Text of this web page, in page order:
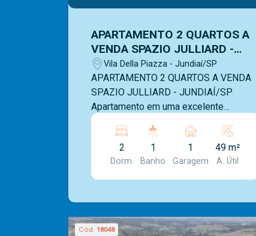
APARTAMENTO 2 QUARTOS A
VENDA SPAZIO JULLIARD -
JUNDIAÍ/SP
Vila Della Piazza - Jundiaí/SP
APARTAMENTO 2 QUARTOS A VENDA
SPAZIO JULLIARD - JUNDIAÍ/SP
Apartamento em uma excelente
localização atras do Jundiai shopping,
com 2 dormitórios, cozinha com
armarios, sala 2 ambientes, área de
serviço e 1 vaga de garagem. O bairro
oferece acesso facilitado às principais
regiões de Jundiaí. A região conta com
2
Dorm.
1
Banho
1
Garagem
49 m²
A. Útil
Cód. 18048